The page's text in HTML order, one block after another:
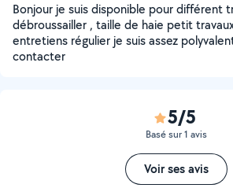
Bonjour je suis disponible pour différent
débroussailler , taille de haie petit
entretiens régulier je suis assez
contacter
5/5
Basé sur 1 avis
Voir ses avis